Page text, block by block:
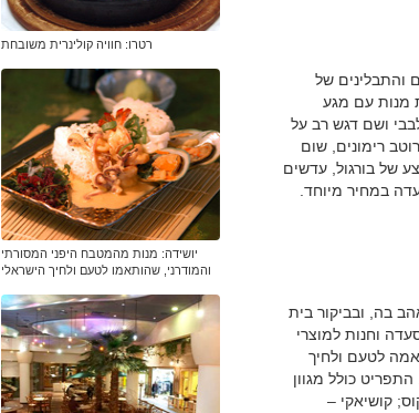
והתבלינים של
מנות עם מגע
ושם דגש רב על
רימונים, שום
על מצע של בורגול, עדשים
במחיר מיוחד.
בה, ובביקור בית
וחנות למוצרי
לטעם ולחיך
כולל מגוון
קושיאקי –
רטרו: חוויה קולינרית משובחת
יושידה: מנות מהמטבח היפני המסורתי
והמודרני, שהותאמו לטעם ולחיך הישראלי